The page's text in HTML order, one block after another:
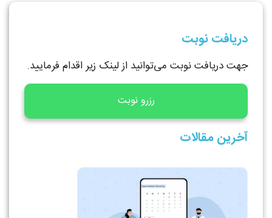
دریافت نوبت
جهت دریافت نوبت می‌توانید از لینک زیر اقدام فرمایید.
رزرو نوبت
آخرین مقالات